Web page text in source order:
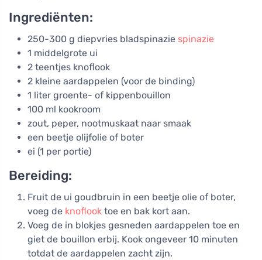
Ingrediënten:
250-300 g diepvries bladspinazie spinazie
1 middelgrote ui
2 teentjes knoflook
2 kleine aardappelen (voor de binding)
1 liter groente- of kippenbouillon
100 ml kookroom
zout, peper, nootmuskaat naar smaak
een beetje olijfolie of boter
ei (1 per portie)
Bereiding:
Fruit de ui goudbruin in een beetje olie of boter,
voeg de knoflook toe en bak kort aan.
Voeg de in blokjes gesneden aardappelen toe en
giet de bouillon erbij. Kook ongeveer 10 minuten
totdat de aardappelen zacht zijn.